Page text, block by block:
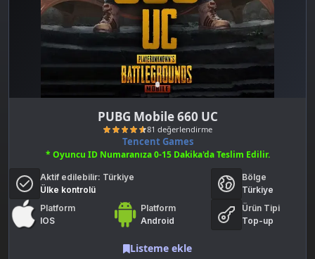
PUBG Mobile 660 UC
Tencent Games
* Oyuncu ID Numaranıza 0-15 Dakika'da Teslim Edilir.
Aktif edilebilir: Türkiye
Ülke kontrolü
Bölge
Türkiye
Platform
IOS
Platform
Android
Ürün Tipi
Top-up
Listeme ekle